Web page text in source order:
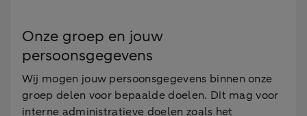
Onze groep en jouw
persoonsgegevens
Wij mogen jouw persoonsgegevens binnen onze
groep delen voor bepaalde doelen. Dit mag voor
interne administratieve doelen zoals het